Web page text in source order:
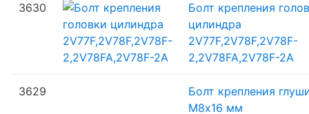
3630
Болт крепления
цилиндра
2V77F,2V78F,2V78F-
2,2V78FA,2V78F-2A
3629
Болт крепления
M8х16 мм